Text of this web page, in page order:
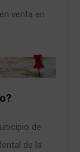
venta en
de
de la